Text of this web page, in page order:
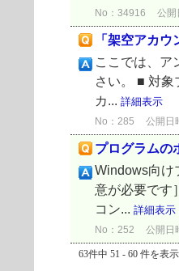
No：34916 公開
「架空アカ
ここでは、ア
さい。 ■ 対
カ... 詳細表示
No：285 公開日
プログラムの
Windows向け
意が必要です
コン... 詳細表示
No：252 公開日
63件中 51 - 60 件を表示